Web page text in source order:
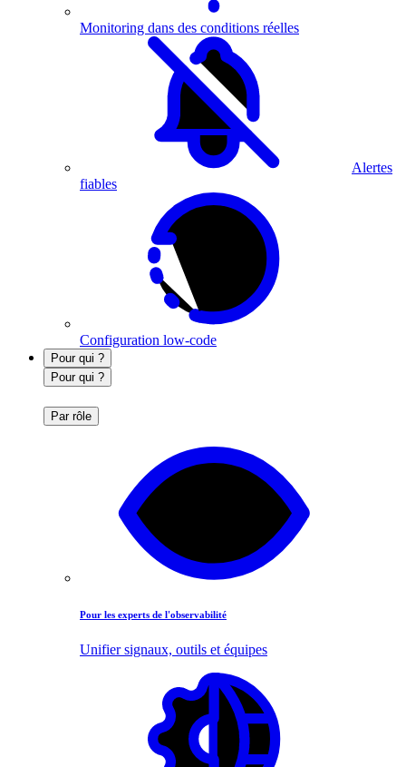
Monitoring dans des conditions réelles
Alertes
fiables
Configuration low-code
Pour qui ?
Pour qui ?
Par rôle
Pour les experts de l'observabilité
Unifier signaux, outils et équipes